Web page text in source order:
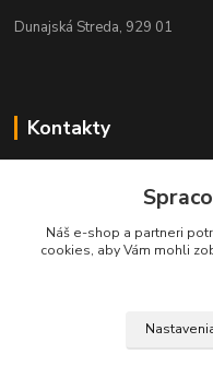
Dunajská Streda, 929 01
Kontakty
+421 908
info@kantorstav.sk
Náš e-shop a partneri
cookies, aby Vám mohli